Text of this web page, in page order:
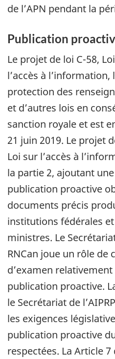
de l’APN pendant la
Publication
Le projet de loi C-58,
l’accès à l’information,
protection des
et d’autres lois en
sanction royale et est
21 juin 2019. Le projet
Loi sur l’accès à
la partie 2, ajoutant
publication proactive
documents précis
institutions fédérales
ministres. Le
RNCan joue un rôle de
d’examen
publication proactive.
le Secrétariat de
les exigences
publication proactive
respectées. La Article